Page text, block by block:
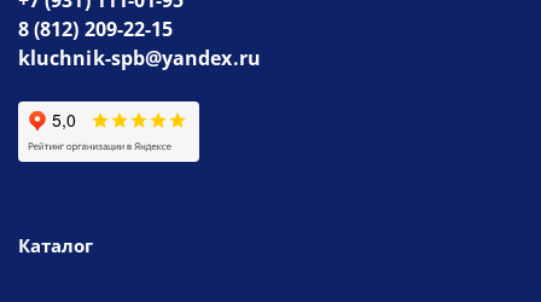
8 (812) 209-22-15
kluchnik-spb@yandex.ru
Каталог